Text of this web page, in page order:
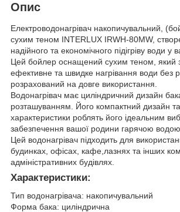
Опис
Електроводонагрівач накопичувальний,
сухим теном INTERLUX IRWH-80MW,
надійного та економічного підігріву води у
Цей бойлер оснащений сухим теном, який
ефективне та швидке нагрівання води без
розрахований на довге використання.
Водонагрівач має циліндричний дизайн
розташуванням. Його компактний дизайн та
характеристики роблять його ідеальним
забезпечення вашої родини гарячою
Цей водонагрівач підходить для
будинках, офісах, кафе,лазнях та інших
адміністративних будівлях.
Характеристики:
Тип водонагрівача: накопичувальний
Форма бака: циліндрична